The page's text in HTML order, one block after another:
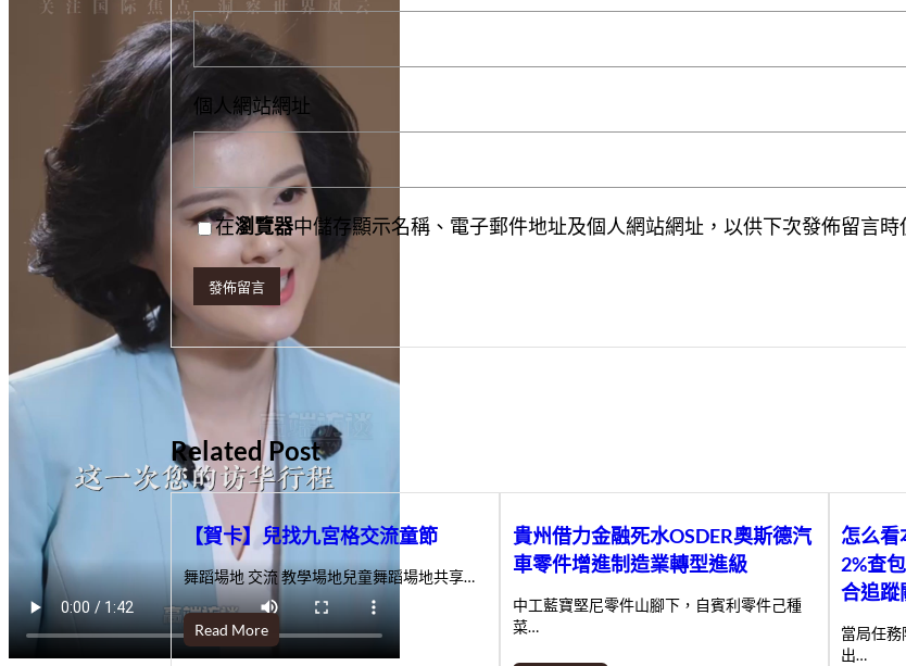
個人網站網址
在瀏覽器中儲存顯示名稱、電子郵件地址及個人網站網址，以供下次發佈留言時
Related Post
【賀卡】兒找九宮格交流童節
舞蹈場地 交流 教學場地兒童舞蹈場地共享…
Read More
貴州借力金融死水OSDER奧斯德汽
車零件增進制造業轉型進級
中工藍寶堅尼零件山腳下，自賓利零件己種
菜…
怎么看
2%查
合追蹤
當局任
出…